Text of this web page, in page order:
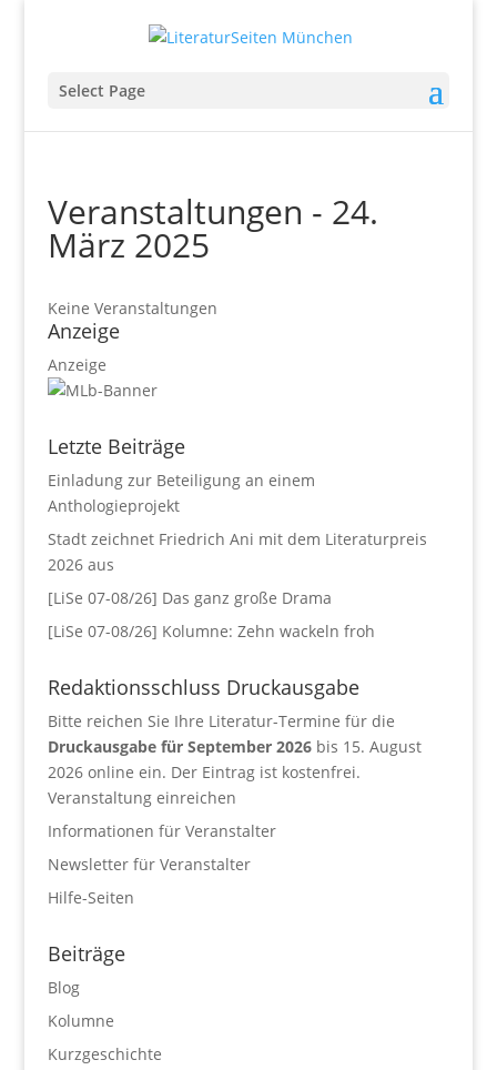
Select Page
Veranstaltungen - 24.
März 2025
Keine Veranstaltungen
Anzeige
Anzeige
Letzte Beiträge
Einladung zur Beteiligung an einem
Anthologieprojekt
Stadt zeichnet Friedrich Ani mit dem Literaturpreis
2026 aus
[LiSe 07-08/26] Das ganz große Drama
[LiSe 07-08/26] Kolumne: Zehn wackeln froh
Redaktionsschluss Druckausgabe
Bitte reichen Sie Ihre Literatur-Termine für die
Druckausgabe für September 2026bis 15. August
2026 online ein. Der Eintrag ist kostenfrei.
Veranstaltung einreichen
Informationen für Veranstalter
Newsletter für Veranstalter
Hilfe-Seiten
Beiträge
Blog
Kolumne
Kurzgeschichte